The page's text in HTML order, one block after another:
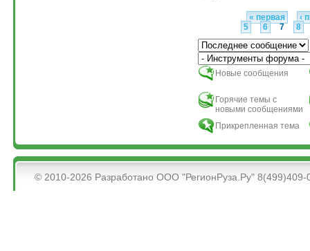
« первая
‹
5
6 7
8
Сортировка по
Новые сообщения
Горячие темы с
новыми сообщениями
Прикрепленная тема
&bsps;
© 2010-2026 Разработано ООО "РегионРуза.Ру" 8(499)409-